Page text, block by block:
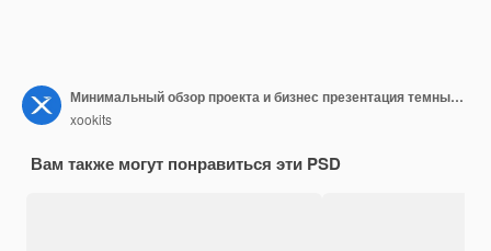
Минимальный обзор проекта и бизнес презентация темных слайдов
xookits
Вам также могут понравиться эти PSD